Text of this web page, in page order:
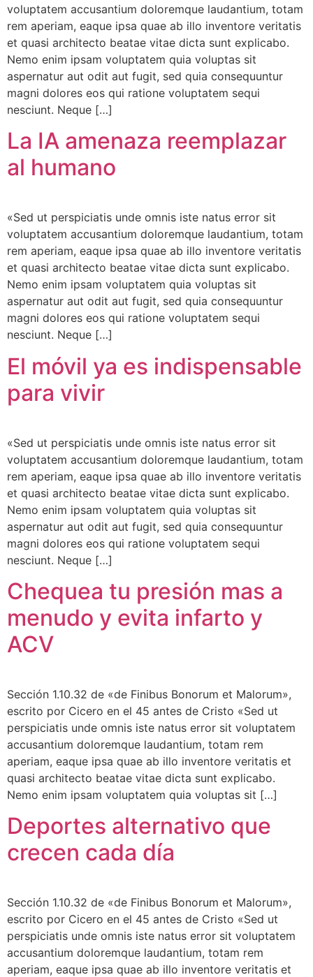
voluptatem accusantium doloremque laudantium, totam
rem aperiam, eaque ipsa quae ab illo inventore veritatis
et quasi architecto beatae vitae dicta sunt explicabo.
Nemo enim ipsam voluptatem quia voluptas sit
aspernatur aut odit aut fugit, sed quia consequuntur
magni dolores eos qui ratione voluptatem sequi
nesciunt. Neque […]
La IA amenaza reemplazar
al humano
«Sed ut perspiciatis unde omnis iste natus error sit
voluptatem accusantium doloremque laudantium, totam
rem aperiam, eaque ipsa quae ab illo inventore veritatis
et quasi architecto beatae vitae dicta sunt explicabo.
Nemo enim ipsam voluptatem quia voluptas sit
aspernatur aut odit aut fugit, sed quia consequuntur
magni dolores eos qui ratione voluptatem sequi
nesciunt. Neque […]
El móvil ya es indispensable
para vivir
«Sed ut perspiciatis unde omnis iste natus error sit
voluptatem accusantium doloremque laudantium, totam
rem aperiam, eaque ipsa quae ab illo inventore veritatis
et quasi architecto beatae vitae dicta sunt explicabo.
Nemo enim ipsam voluptatem quia voluptas sit
aspernatur aut odit aut fugit, sed quia consequuntur
magni dolores eos qui ratione voluptatem sequi
nesciunt. Neque […]
Chequea tu presión mas a
menudo y evita infarto y
ACV
Sección 1.10.32 de «de Finibus Bonorum et Malorum»,
escrito por Cicero en el 45 antes de Cristo «Sed ut
perspiciatis unde omnis iste natus error sit voluptatem
accusantium doloremque laudantium, totam rem
aperiam, eaque ipsa quae ab illo inventore veritatis et
quasi architecto beatae vitae dicta sunt explicabo.
Nemo enim ipsam voluptatem quia voluptas sit […]
Deportes alternativo que
crecen cada día
Sección 1.10.32 de «de Finibus Bonorum et Malorum»,
escrito por Cicero en el 45 antes de Cristo «Sed ut
perspiciatis unde omnis iste natus error sit voluptatem
accusantium doloremque laudantium, totam rem
aperiam, eaque ipsa quae ab illo inventore veritatis et